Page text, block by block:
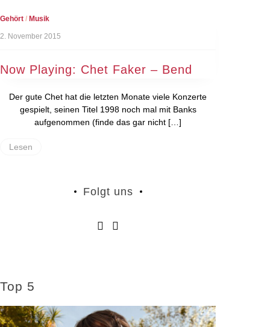
Gehört / Musik
2. November 2015
Now Playing: Chet Faker – Bend
Der gute Chet hat die letzten Monate viele Konzerte
gespielt, seinen Titel 1998 noch mal mit Banks
aufgenommen (finde das gar nicht […]
Lesen
Folgt uns
Top 5